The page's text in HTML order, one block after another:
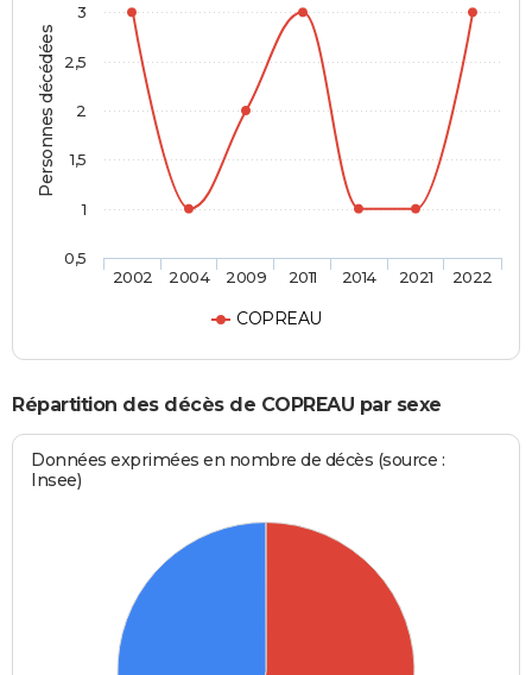
Personnes décédées
COPREAU
2002 2004 2009 2011 2014 2021 2022
0,5
1
1,5
2
2,5
3
Répartition des décès de COPREAU par sexe
Données exprimées en nombre de décès (source :
Insee)